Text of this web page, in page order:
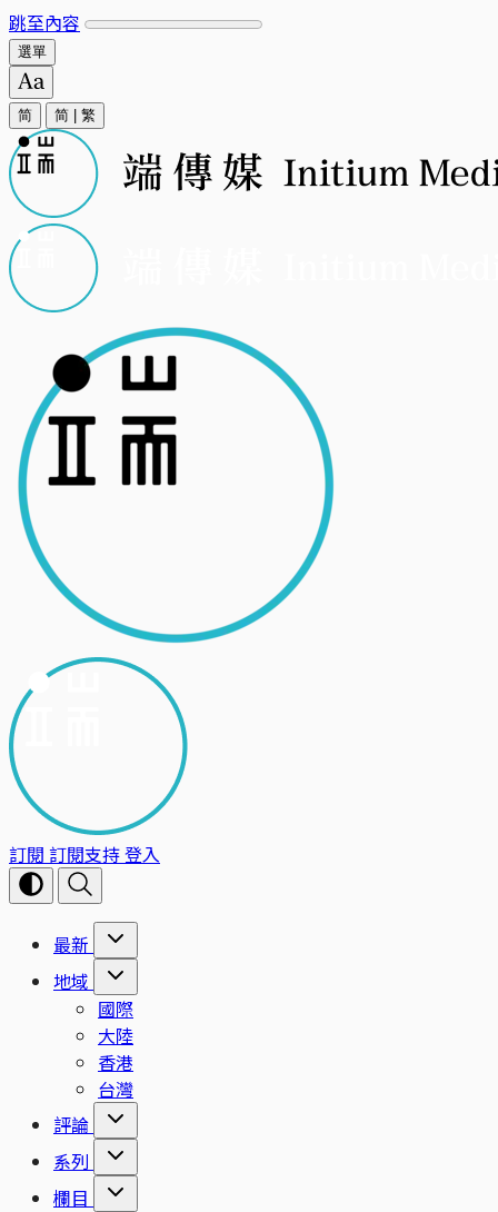
跳至內容
選單
简 简 繁
訂閱 訂閱支持登入
最新
地域
國際
大陸
香港
台灣
評論
系列
欄目